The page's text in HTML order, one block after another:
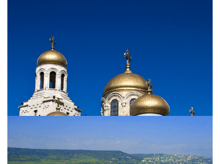
Cuisine bulgare
Goûtez aux plats typiques bulgares. Retrouvez les
savoureuses recettes traditionnelles.View more